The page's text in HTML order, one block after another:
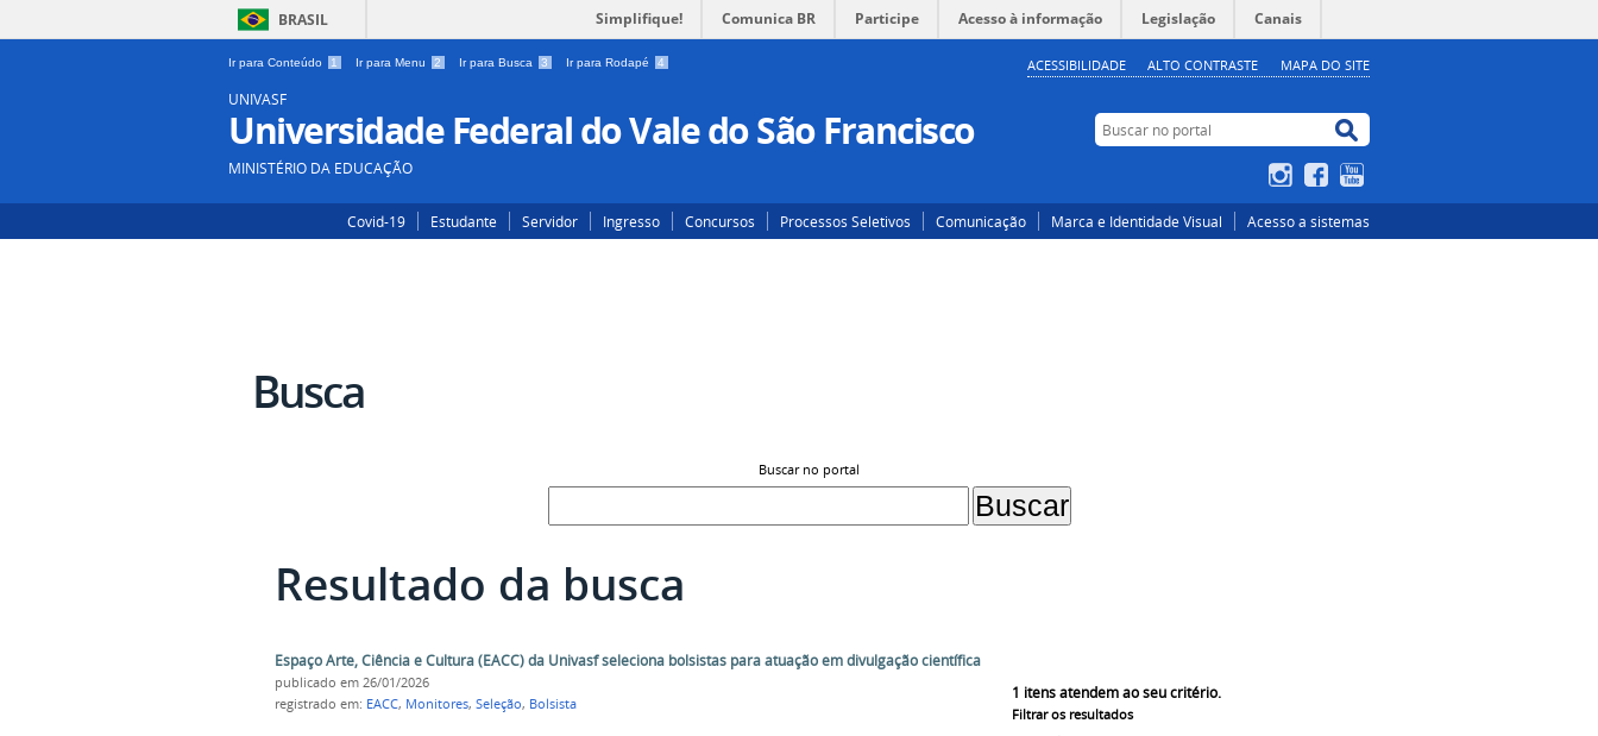
BRASIL Simplifique! Comunica BR Participe Acesso à informação Legislação Canais
Ir para Conteúdo 1 Ir para Menu 2 Ir para Busca 3 Ir para Rodapé 4 ACESSIBILIDADE ALTO CONTRASTE MAPA DO SITE
UNIVASF
Universidade Federal do Vale do São Francisco
MINISTÉRIO DA EDUCAÇÃO
Buscar no portal
Buscar no portal
InstagramFacebook
Covid-19 Estudante Servidor Ingresso Concursos Processos Seletivos Comunicação Marca e Identidade Visual Acesso a sistemas
Busca
Buscar no portal
Resultado da busca
1 itens atendem ao seu critério.
Filtrar os resultados
Espaço Arte, Ciência e Cultura (EACC) da Univasf seleciona bolsistas para atuação em divulgação científica
publicado em 26/01/2026
registrado em: EACC, Monitores, Seleção, Bolsista